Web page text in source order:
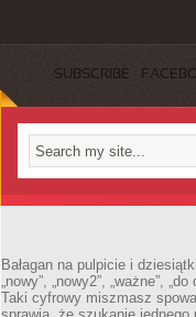
SUBSCRIBE
Bałagan na pulpicie i
„nowy”, „nowy2”, „ważne”,
Taki cyfrowy miszmasz